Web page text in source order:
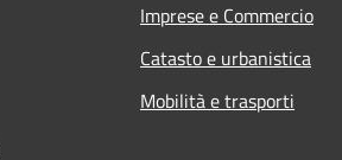
Imprese e Commercio
Catasto e urbanistica
Mobilità e trasporti